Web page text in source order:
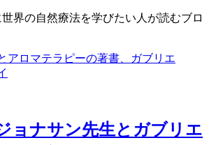
ョナサン先生とガブリエ